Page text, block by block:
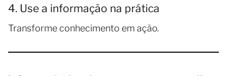
4. Use a informação na prática
Transforme conhecimento em ação.